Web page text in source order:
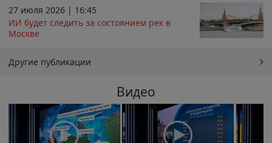
27 июля 2026 | 16:45
ИИ будет следить за состоянием рек в
Москве
Другие публикации
Видео